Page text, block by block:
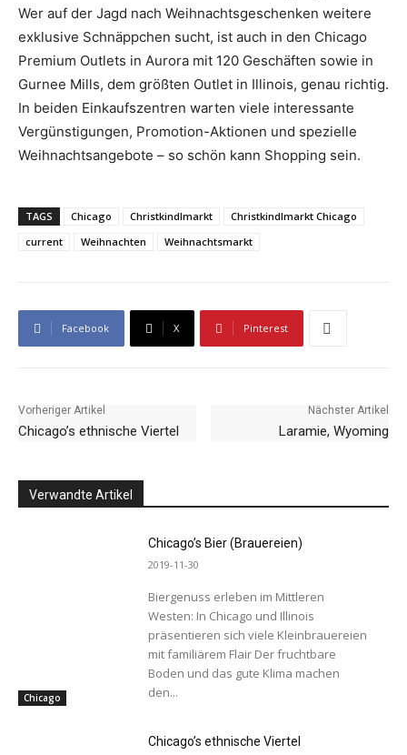
Wer auf der Jagd nach Weihnachtsgeschenken weitere
exklusive Schnäppchen sucht, ist auch in den Chicago
Premium Outlets in Aurora mit 120 Geschäften sowie in
Gurnee Mills, dem größten Outlet in Illinois, genau richtig.
In beiden Einkaufszentren warten viele interessante
Vergünstigungen, Promotion-Aktionen und spezielle
Weihnachtsangebote – so schön kann Shopping sein.
TAGS Chicago Christkindlmarkt
Christkindlmarkt Chicago
current
Weihnachten Weihnachtsmarkt
Facebook X Pinterest
Vorheriger Artikel
Chicago’s ethnische Viertel
Nächster Artikel
Laramie, Wyoming
Verwandte Artikel
Chicago
Chicago’s Bier (Brauereien)
2019-11-30
Biergenuss erleben im Mittleren
Westen: In Chicago und Illinois
präsentieren sich viele Kleinbrauereien
mit familiärem Flair Der fruchtbare
Boden und das gute Klima machen
den...
Chicago’s ethnische Viertel